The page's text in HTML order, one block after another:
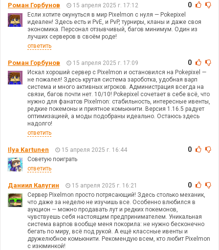
Роман Горбунов 15 апреля 2025 г. 17:12 0
Если хотите окунуться в мир Pixelmon с нуля — Pokepixel
идеален! Здесь есть и PvE, и PvP, турниры, кланы и даже своя
экономика. Персонал отзывчивый, багов минимум. Один из
лучших серверов в своём роде!
ответить
Роман Горбунов 15 апреля 2025 г. 17:09 0
Искал хороший сервер с Pixelmon и остановился на Pokepixel —
не пожалел! Здесь крутая система зароботка, удобная варп
система и много активных игроков. Администрация всегда на
связи, багов почти нет. 10/10! Pokepixel сочетает в себе всё, что
нужно для фанатов Pixelmon: стабильность, интересные ивенты,
редкие покемоны и приятное комьюнити. Версия 1.16.5 радует
оптимизацией, а моды подобраны идеально. Остаюсь здесь
надолго!
ответить
Ilya Kartunen 15 апреля 2025 г. 16:44 0
Советую поиграть
ответить
Даниил Калугин 15 апреля 2025 г. 16:21 0
Сервер Pixelmon просто потрясающий! Здесь столько механик,
что даже за неделю не изучишь все. Особенно влюбился в
аукцион — можно продавать лут и редких покемонов,
чувствуешь себя настоящим предпринимателем. Уникальная
система варпов вообще меня покорила: не нужно бесконечно
бегать по миру, всё под рукой. А ещё классные ивенты и
дружелюбное комьюнити. Рекомендую всем, кто любит Pixelmon
с изюминкой!